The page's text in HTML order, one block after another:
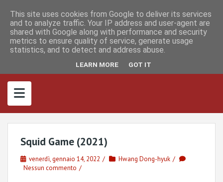
a
c
e
b
n
s
t
a
g
Squid Game (2021)
venerdì, gennaio 14, 2022
Hwang Dong-hyuk
Nessun commento
This site uses cookies from Google to deliver its services
and to analyze traffic. Your IP address and user-agent are
shared with Google along with performance and security
metrics to ensure quality of service, generate usage
statistics, and to detect and address abuse.
LEARN MORE GOT IT